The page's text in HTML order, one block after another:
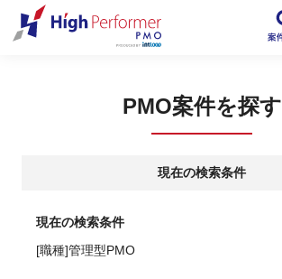
PMO案件を探す
現在の検索条件
現在の検索条件
[職種]管理型PMO